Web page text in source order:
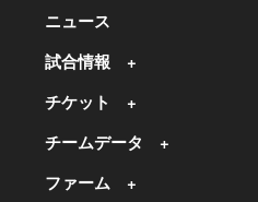
ニュース
試合情報
チケット
チームデータ
ファーム